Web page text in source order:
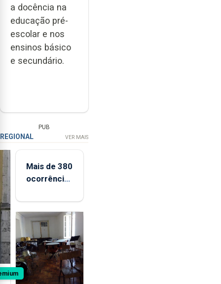
a docência na
educação pré-
escolar e nos
ensinos básico
e secundário.
PUB
REGIONAL VER MAIS
Mais de 380
ocorrências
de apanha
ilegal de
lapas entre
2022 e
2026